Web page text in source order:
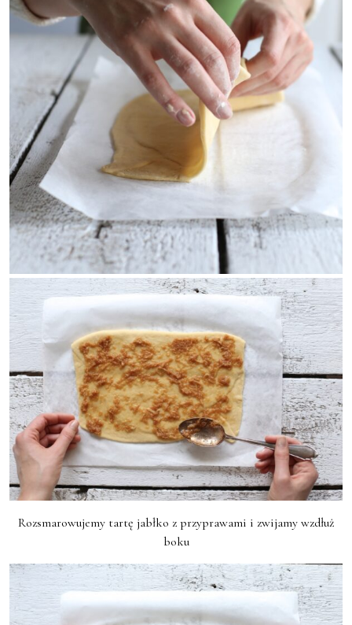
Rozsmarowujemy tartę jabłko z przyprawami i zwijamy wzdłuż
boku